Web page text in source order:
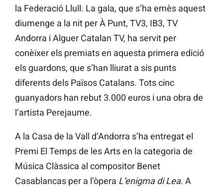
la Federació Llull. La gala, que s’ha emès aquest
diumenge a la nit per À Punt, TV3, IB3, TV
Andorra i Alguer Catalan TV, ha servit per
conèixer els premiats en aquesta primera edició
els guardons, que s’han lliurat a sis punts
diferents dels Països Catalans. Tots cinc
guanyadors han rebut 3.000 euros i una obra de
l’artista Perejaume.
A la Casa de la Vall d’Andorra s’ha entregat el
Premi El Temps de les Arts en la categoria de
Música Clàssica al compositor Benet
Casablancas per a l’òpera L’enigma di Lea. A